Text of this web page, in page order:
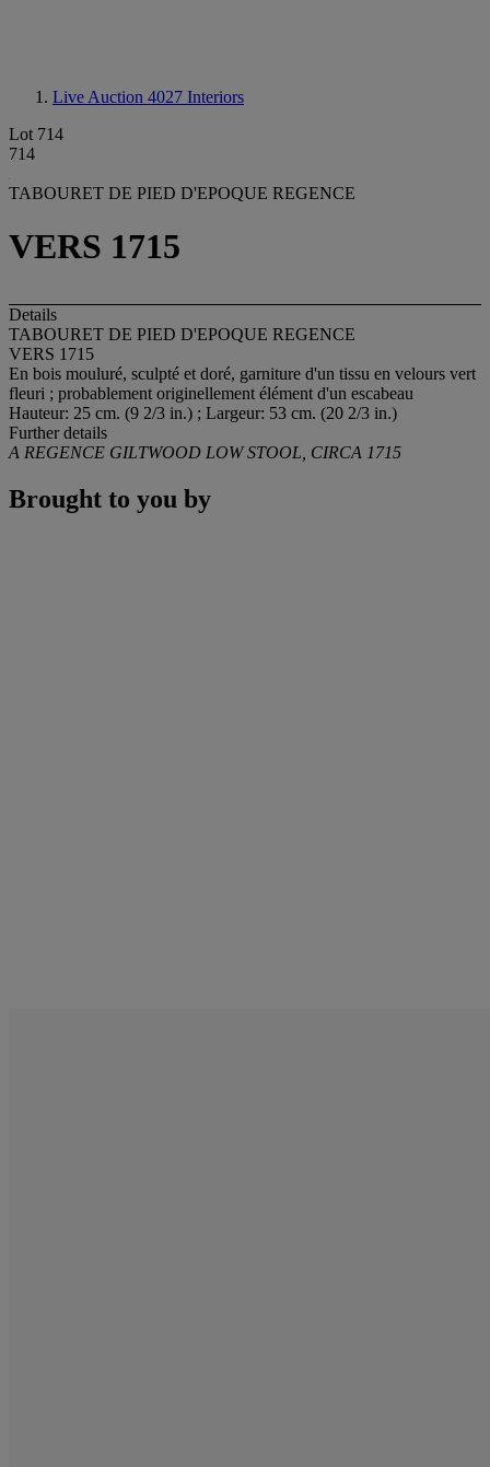
Live Auction 4027 Interiors
Lot 714
714
TABOURET DE PIED D'EPOQUE REGENCE
VERS 1715
Details
TABOURET DE PIED D'EPOQUE REGENCE
VERS 1715
En bois mouluré, sculpté et doré, garniture d'un tissu en velours vert
fleuri ; probablement originellement élément d'un escabeau
Hauteur: 25 cm. (9 2/3 in.) ; Largeur: 53 cm. (20 2/3 in.)
Further details
A REGENCE GILTWOOD LOW STOOL, CIRCA 1715
Brought to you by